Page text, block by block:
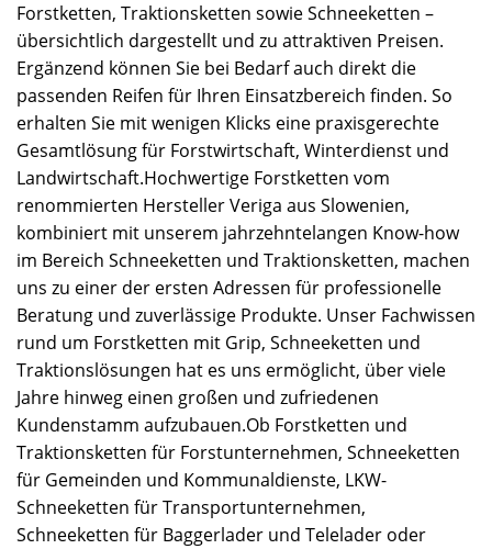
Forstketten, Traktionsketten sowie Schneeketten –
übersichtlich dargestellt und zu attraktiven Preisen.
Ergänzend können Sie bei Bedarf auch direkt die
passenden Reifen für Ihren Einsatzbereich finden. So
erhalten Sie mit wenigen Klicks eine praxisgerechte
Gesamtlösung für Forstwirtschaft, Winterdienst und
Landwirtschaft.Hochwertige Forstketten vom
renommierten Hersteller Veriga aus Slowenien,
kombiniert mit unserem jahrzehntelangen Know-how
im Bereich Schneeketten und Traktionsketten, machen
uns zu einer der ersten Adressen für professionelle
Beratung und zuverlässige Produkte. Unser Fachwissen
rund um Forstketten mit Grip, Schneeketten und
Traktionslösungen hat es uns ermöglicht, über viele
Jahre hinweg einen großen und zufriedenen
Kundenstamm aufzubauen.Ob Forstketten und
Traktionsketten für Forstunternehmen, Schneeketten
für Gemeinden und Kommunaldienste, LKW-
Schneeketten für Transportunternehmen,
Schneeketten für Baggerlader und Telelader oder